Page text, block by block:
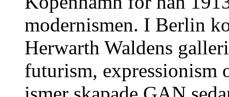
modernismen. I Berlin
Herwarth Waldens
futurism, expressionism